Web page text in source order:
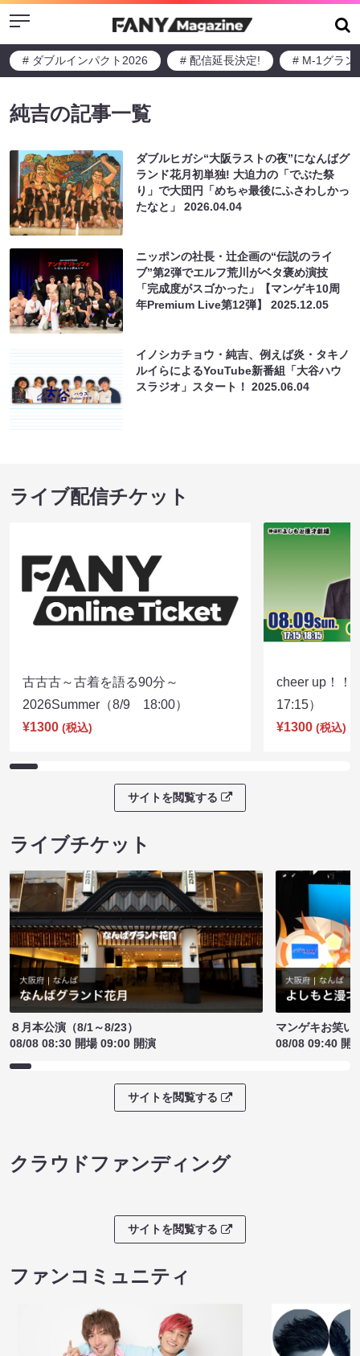
Menu
# ダブルインパクト2026 # 配信延長決定! # M-1グラン
純吉の記事一覧
ダブルヒガシ“大阪ラストの夜”になんばグ
ランド花月初単独! 大迫力の「でぶた祭
り」で大団円「めちゃ最後にふさわしかっ
たなと」2026.04.04
ニッポンの社長・辻企画の“伝説のライ
ブ”第2弾でエルフ荒川がベタ褒め演技
「完成度がスゴかった」【マンゲキ10周
年Premium Live第12弾】2025.12.05
イノシカチョウ・純吉、例えば炎・タキノ
ルイらによるYouTube新番組「大谷ハウ
スラジオ」スタート！2025.06.04
ライブ配信チケット
古古古～古着を語る90分～
2026Summer（8/9 18:00）
¥1300 (税込)
cheer up！
17:15）
¥1300 (税込)
サイトを閲覧する
ライブチケット
８月本公演（8/1～8/23）
08/08 08:30 開場 09:00 開演
マンゲキお笑い
08/08 09:40 開
サイトを閲覧する
クラウドファンディング
サイトを閲覧する
ファンコミュニティ